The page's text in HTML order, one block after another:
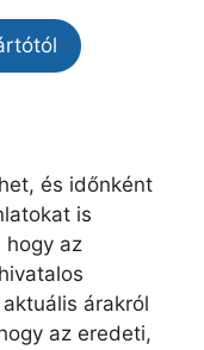
és időnként
is
hogy az
árakról
az eredeti,